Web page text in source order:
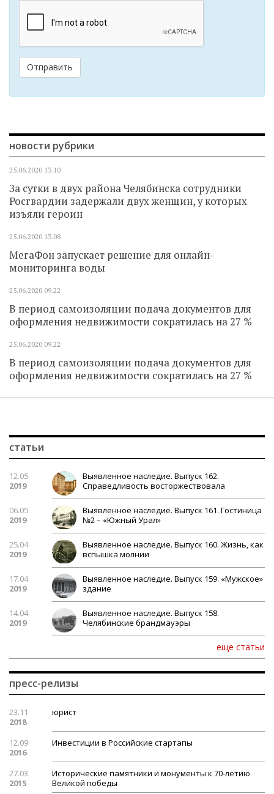
Отправить
новости рубрики
25.06.2020 13.10
За сутки в двух района Челябинска сотрудники
Росгвардии задержали двух женщин, у которых
изъяли героин
25.06.2020 13.08
МегаФон запускает решение для онлайн-
мониторинга воды
25.06.2020 09.22
В период самоизоляции подача документов для
оформления недвижимости сократилась на 27 %
25.06.2020 09.22
В период самоизоляции подача документов для
оформления недвижимости сократилась на 27 %
статьи
12.05
2019
Выявленное наследие. Выпуск 162.
Справедливость восторжествовала
06.05
2019
Выявленное наследие. Выпуск 161. Гостиница
№2 – «Южный Урал»
25.04
2019
Выявленное наследие. Выпуск 160. Жизнь, как
вспышка молнии
17.04
2019
Выявленное наследие. Выпуск 159. «Мужское»
здание
14.04
2019
Выявленное наследие. Выпуск 158.
Челябинские брандмауэры
еще статьи
пресс-релизы
23.11
2018
юрист
12.09
2016
Инвестиции в Российские стартапы
27.03
2015
Исторические памятники и монументы к 70-летию
Великой победы